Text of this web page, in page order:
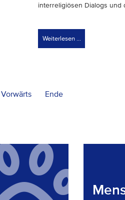
interreligiösen Dialogs und
Weiterlesen …
Vorwärts Ende